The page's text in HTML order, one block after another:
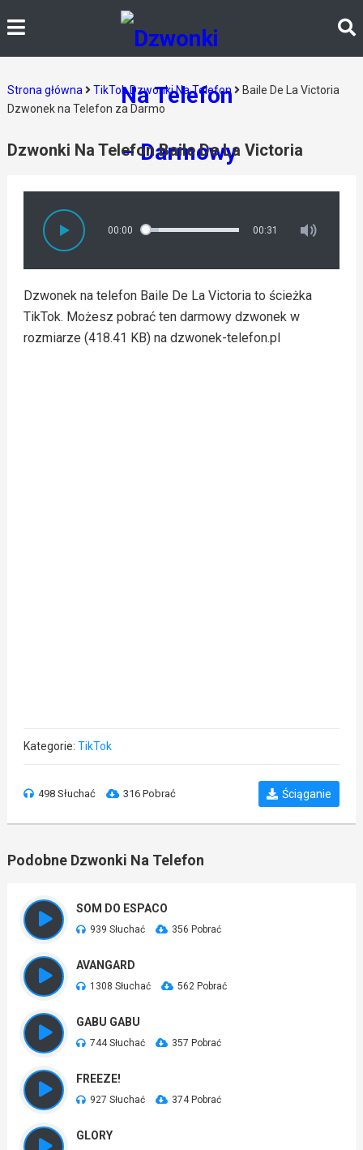
Strona główna TikTok Dzwonki Na Telefon
Baile De La Victoria
Dzwonek na Telefon za Darmo
Dzwonki Na Telefon Baile De La Victoria
00:00 00:31
Dzwonek na telefon Baile De La Victoria to ścieżka
TikTok. Możesz pobrać ten darmowy dzwonek w
rozmiarze (418.41 KB) na dzwonek-telefon.pl
Kategorie: TikTok
498 Słuchać 316 Pobrać Ściąganie
Podobne Dzwonki Na Telefon
SOM DO ESPACO
939 Słuchać 356 Pobrać
AVANGARD
1308 Słuchać 562 Pobrać
GABU GABU
744 Słuchać 357 Pobrać
FREEZE!
927 Słuchać 374 Pobrać
GLORY